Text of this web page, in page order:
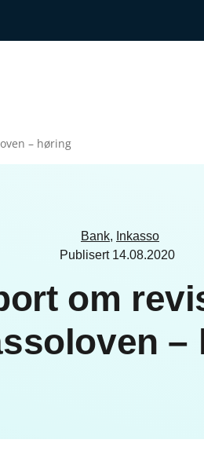
– høring
Bank, Inkasso
Publisert 14.08.2020
om
–